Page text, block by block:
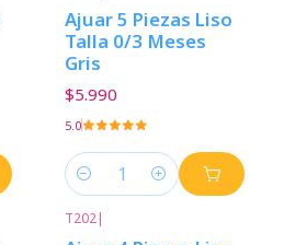
Ajuar 5 Piezas Liso
Talla 0/3 Meses
Gris
$5.990
5.0
Cantidad
T202|